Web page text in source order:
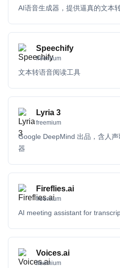
AI语音生成器，提供逼真的文本
Speechify
freemium
文本转语音阅读工具
Lyria 3
freemium
Google DeepMind 出品，含人
器
Fireflies.ai
freemium
AI meeting assistant for
Voices.ai
freemium